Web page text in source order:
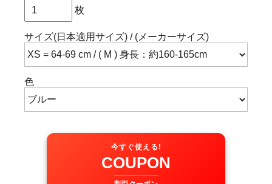
枚
サイズ(日本適用サイズ) / (メーカーサイズ)
色
今すぐ使える!
COUPON